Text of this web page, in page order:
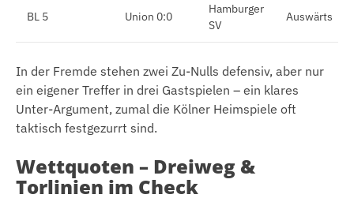
BL 5 Union 0:0
Hamburger
SV
Auswärts
In der Fremde stehen zwei Zu-Nulls defensiv, aber nur
ein eigener Treffer in drei Gastspielen – ein klares
Unter-Argument, zumal die Kölner Heimspiele oft
taktisch festgezurrt sind.
Wettquoten – Dreiweg &
Torlinien im Check